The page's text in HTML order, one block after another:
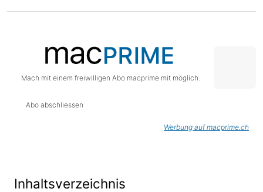
Mach mit einem freiwilligen Abo macprime mit möglich.
Abo abschliessen
Werbung auf macprime.ch
Inhaltsverzeichnis